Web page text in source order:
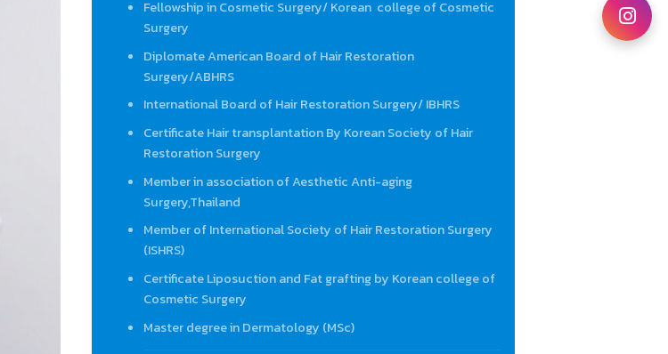
Fellowship in Cosmetic Surgery/ Korean college of Cosmetic
Surgery
Diplomate American Board of Hair Restoration
Surgery/ABHRS
International Board of Hair Restoration Surgery/ IBHRS
Certificate Hair transplantation By Korean Society of Hair
Restoration Surgery
Member in association of Aesthetic Anti-aging
Surgery,Thailand
Member of International Society of Hair Restoration Surgery
(ISHRS)
Certificate Liposuction and Fat grafting by Korean college of
Cosmetic Surgery
Master degree in Dermatology (MSc)